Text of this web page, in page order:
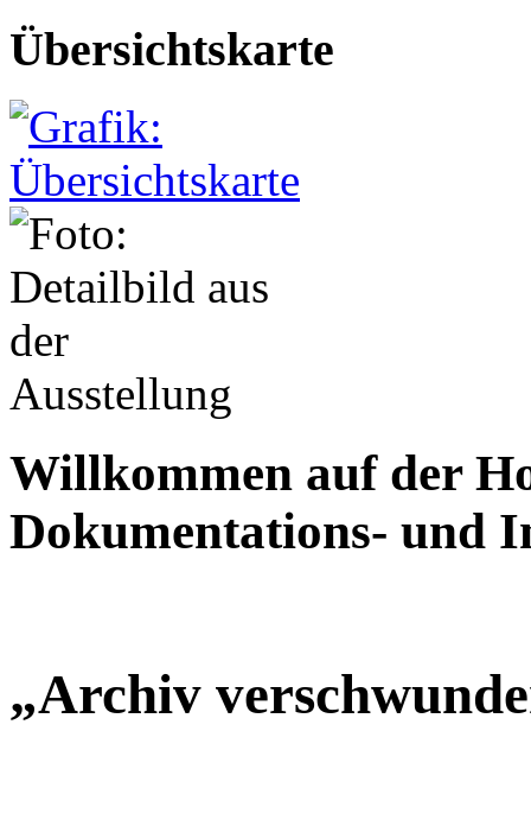
Übersichtskarte
Willkommen auf der
Dokumentations- und
„Archiv